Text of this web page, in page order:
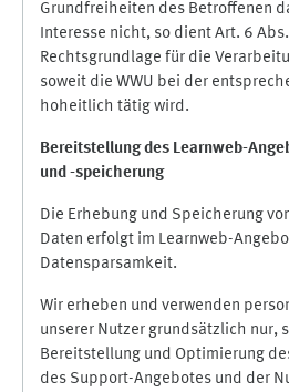
Grundfreiheiten des Betroffenen
Interesse nicht, so dient Art. 6
Rechtsgrundlage für die
soweit die WWU bei der
hoheitlich tätig wird.
Bereitstellung des Learnweb-
und -speicherung
Die Erhebung und Speicherung
Daten erfolgt im Learnweb-
Datensparsamkeit.
Wir erheben und verwenden
unserer Nutzer grundsätzlich nur,
Bereitstellung und Optimierung
des Support-Angebotes und der